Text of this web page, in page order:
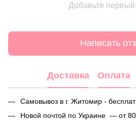
Добавьте первый
Написать
Доставка Оплата
Самовывоз в г. Житомир -
Новой почтой по Украине — от 80